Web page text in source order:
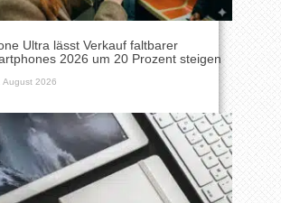
Ultra lässt Verkauf faltbarer
2026 um 20 Prozent steigen
August 2026